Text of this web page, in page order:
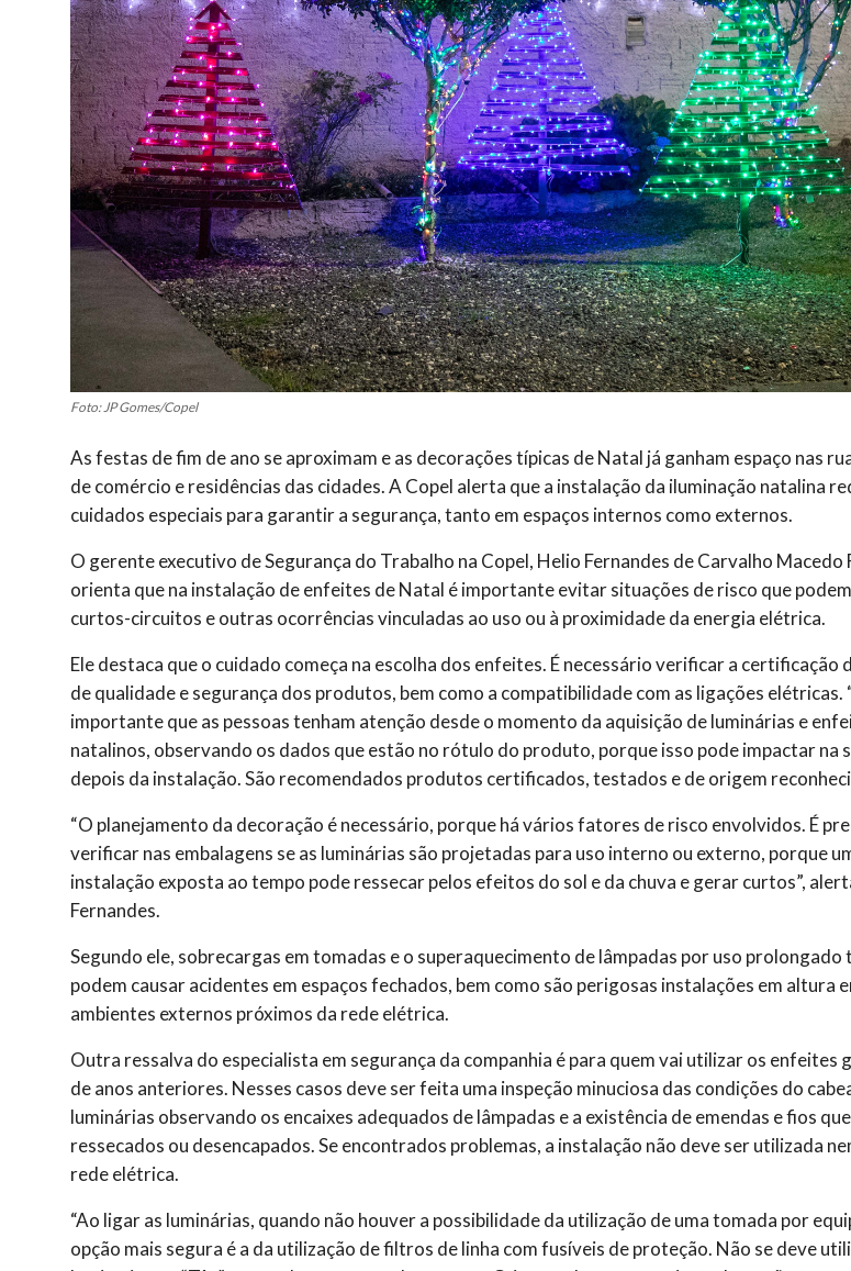
Foto: JP Gomes/Copel
As festas de fim de ano se aproximam e as decorações típicas de Natal já ganham espaço nas
de comércio e residências das cidades. A Copel alerta que a instalação da iluminação natalina
cuidados especiais para garantir a segurança, tanto em espaços internos como externos.
O gerente executivo de Segurança do Trabalho na Copel, Helio Fernandes de Carvalho Macedo
orienta que na instalação de enfeites de Natal é importante evitar situações de risco que
curtos-circuitos e outras ocorrências vinculadas ao uso ou à proximidade da energia elétrica.
Ele destaca que o cuidado começa na escolha dos enfeites. É necessário verificar a certificação
de qualidade e segurança dos produtos, bem como a compatibilidade com as ligações elétricas.
importante que as pessoas tenham atenção desde o momento da aquisição de luminárias e
natalinos, observando os dados que estão no rótulo do produto, porque isso pode impactar na
depois da instalação. São recomendados produtos certificados, testados e de origem
“O planejamento da decoração é necessário, porque há vários fatores de risco envolvidos. É
verificar nas embalagens se as luminárias são projetadas para uso interno ou externo, porque
instalação exposta ao tempo pode ressecar pelos efeitos do sol e da chuva e gerar curtos”,
Fernandes.
Segundo ele, sobrecargas em tomadas e o superaquecimento de lâmpadas por uso prolongado
podem causar acidentes em espaços fechados, bem como são perigosas instalações em altura
ambientes externos próximos da rede elétrica.
Outra ressalva do especialista em segurança da companhia é para quem vai utilizar os enfeites
de anos anteriores. Nesses casos deve ser feita uma inspeção minuciosa das condições do
luminárias observando os encaixes adequados de lâmpadas e a existência de emendas e fios
ressecados ou desencapados. Se encontrados problemas, a instalação não deve ser utilizada
rede elétrica.
“Ao ligar as luminárias, quando não houver a possibilidade da utilização de uma tomada por
opção mais segura é a da utilização de filtros de linha com fusíveis de proteção. Não se deve